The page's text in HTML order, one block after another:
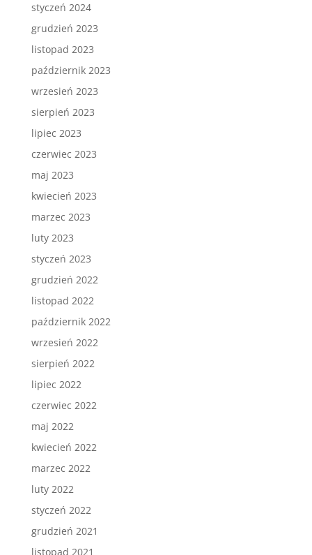
styczeń 2024
grudzień 2023
listopad 2023
październik 2023
wrzesień 2023
sierpień 2023
lipiec 2023
czerwiec 2023
maj 2023
kwiecień 2023
marzec 2023
luty 2023
styczeń 2023
grudzień 2022
listopad 2022
październik 2022
wrzesień 2022
sierpień 2022
lipiec 2022
czerwiec 2022
maj 2022
kwiecień 2022
marzec 2022
luty 2022
styczeń 2022
grudzień 2021
listopad 2021